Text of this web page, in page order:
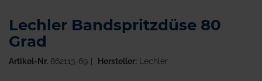
Lechler Bandspritzdüse 80
Grad
Artikel-Nr. 862113-69 Hersteller:Lechler